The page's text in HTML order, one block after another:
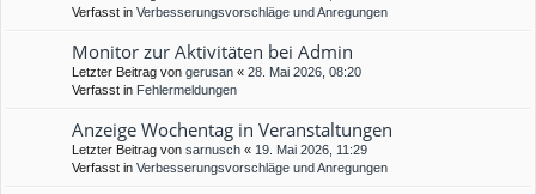
Verfasst in Verbesserungsvorschläge und Anregungen
Monitor zur Aktivitäten bei Admin
Letzter Beitrag von gerusan « 28. Mai 2026, 08:20
Verfasst in Fehlermeldungen
Anzeige Wochentag in Veranstaltungen
Letzter Beitrag von sarnusch « 19. Mai 2026, 11:29
Verfasst in Verbesserungsvorschläge und Anregungen